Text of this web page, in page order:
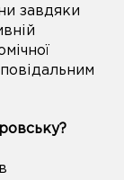
завдяки